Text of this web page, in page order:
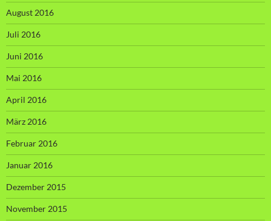
August 2016
Juli 2016
Juni 2016
Mai 2016
April 2016
März 2016
Februar 2016
Januar 2016
Dezember 2015
November 2015